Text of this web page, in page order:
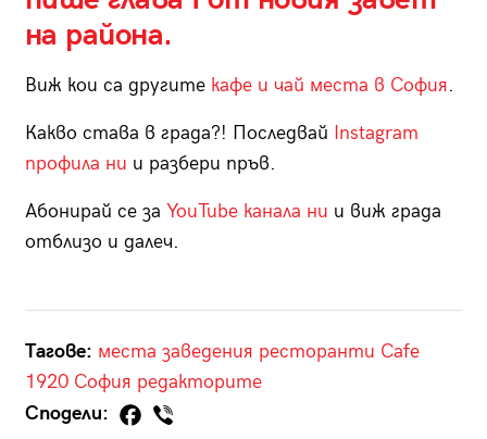
на района.
Виж кои са другите кафе и чай места в София.
Какво става в града?! Последвай Instagram
профила ни и разбери пръв.
Абонирай се за YouTube канала ни и виж града
отблизо и далеч.
Тагове: места заведения ресторанти Cafe
1920 София редакторите
Сподели: